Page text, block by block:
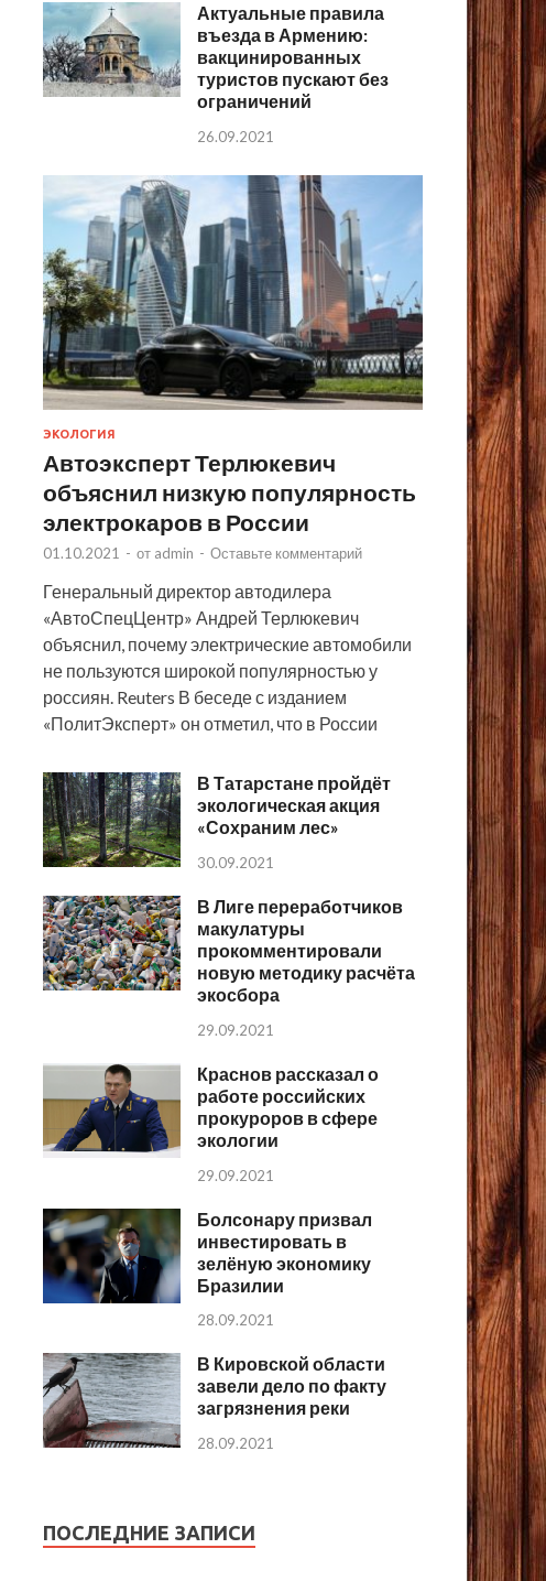
Актуальные правила
въезда в Армению:
вакцинированных
туристов пускают без
ограничений
26.09.2021
ЭКОЛОГИЯ
Автоэксперт Терлюкевич
объяснил низкую популярность
электрокаров в России
01.10.2021 - от admin - Оставьте комментарий
Генеральный директор автодилера
«АвтоСпецЦентр» Андрей Терлюкевич
объяснил, почему электрические автомобили
не пользуются широкой популярностью у
россиян. Reuters В беседе с изданием
«ПолитЭксперт» он отметил, что в России
В Татарстане пройдёт
экологическая акция
«Сохраним лес»
30.09.2021
В Лиге переработчиков
макулатуры
прокомментировали
новую методику расчёта
экосбора
29.09.2021
Краснов рассказал о
работе российских
прокуроров в сфере
экологии
29.09.2021
Болсонару призвал
инвестировать в
зелёную экономику
Бразилии
28.09.2021
В Кировской области
завели дело по факту
загрязнения реки
28.09.2021
ПОСЛЕДНИЕ ЗАПИСИ